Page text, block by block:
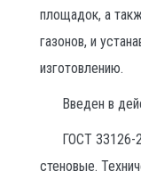
площадок, а
газонов, и
изготовлению.
Введен в
ГОСТ 33126-
стеновые.